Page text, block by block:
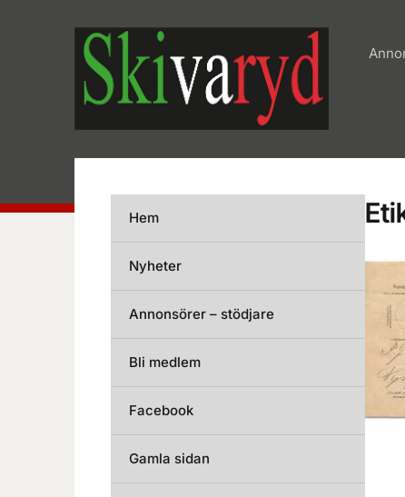
Hem
Nyheter
Annonsörer – stödjare
Bli medlem
Facebook
Gamla sidan